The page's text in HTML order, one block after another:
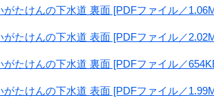
がたけんの下水道 裏面 [PDFファイル／
がたけんの下水道 表面 [PDFファイル／
がたけんの下水道 裏面 [PDFファイル／
がたけんの下水道 表面 [PDFファイル／